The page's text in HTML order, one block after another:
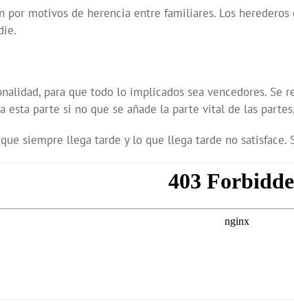
por motivos de herencia entre familiares. Los
para que todo lo implicados sea vencedores.
esta parte si no que se añade la parte vital de las
siempre llega tarde y lo que llega tarde no